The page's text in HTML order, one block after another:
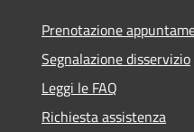
Prenotazione
Segnalazione disservizio
Leggi le FAQ
Richiesta assistenza